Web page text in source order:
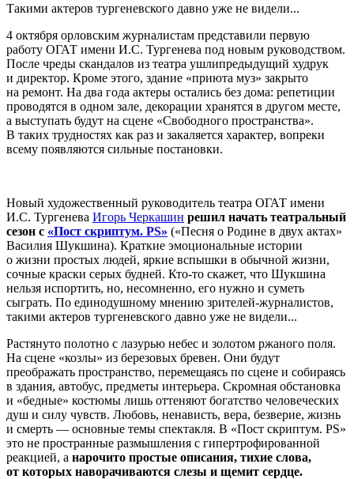
Такими актеров тургеневского давно уже не видели...
4 октября орловским журналистам представили первую
работу ОГАТ имени И.С. Тургенева под новым руководством.
После чреды скандалов из театра ушлипредыдущий худрук
и директор. Кроме этого, здание «приюта муз» закрыто
на ремонт. На два года актеры остались без дома: репетиции
проводятся в одном зале, декорации хранятся в другом месте,
а выступать будут на сцене «Свободного пространства».
В таких трудностях как раз и закаляется характер, вопреки
всему появляются сильные постановки.
Новый художественный руководитель театра ОГАТ имени
И.С. Тургенева Игорь Черкашин решил начать театральный
сезон с «Пост скриптум. PS» («Песня о Родине в двух актах»
Василия Шукшина). Краткие эмоциональные истории
о жизни простых людей, яркие вспышки в обычной жизни,
сочные краски серых будней. Кто-то скажет, что Шукшина
нельзя испортить, но, несомненно, его нужно и суметь
сыграть. По единодушному мнению зрителей-журналистов,
такими актеров тургеневского давно уже не видели...
Растянуто полотно с лазурью небес и золотом ржаного поля.
На сцене «козлы» из березовых бревен. Они будут
преображать пространство, перемещаясь по сцене и собираясь
в здания, автобус, предметы интерьера. Скромная обстановка
и «бедные» костюмы лишь оттеняют богатство человеческих
душ и силу чувств. Любовь, ненависть, вера, безверие, жизнь
и смерть — основные темы спектакля. В «Пост скриптум. PS»
это не пространные размышления с гипертрофированной
реакцией, а нарочито простые описания, тихие слова,
от которых наворачиваются слезы и щемит сердце.